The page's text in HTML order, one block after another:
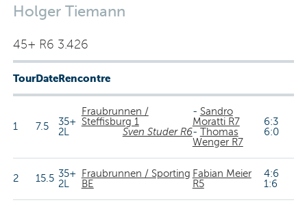
Holger Tiemann
45+ R6 3.426
TourDateRencontre
1 7.5
35+
2L
Fraubrunnen /
Steffisburg 1
Sven Studer R6
- Sandro
Moratti R7
- Thomas
Wenger R7
6:3
6:0
2 15.5 35+
2L
Fraubrunnen / Sporting
BE
Fabian Meier
R5
4:6
1:6